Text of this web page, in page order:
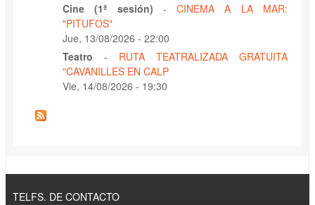
Cine (1ª sesión)
-CINEMA A LA MAR:
"PITUFOS"
Jue, 13/08/2026 - 22:00
Teatro
- RUTA TEATRALIZADA GRATUITA
"CAVANILLES EN CALP
Vie, 14/08/2026 - 19:30
TELFS. DE CONTACTO